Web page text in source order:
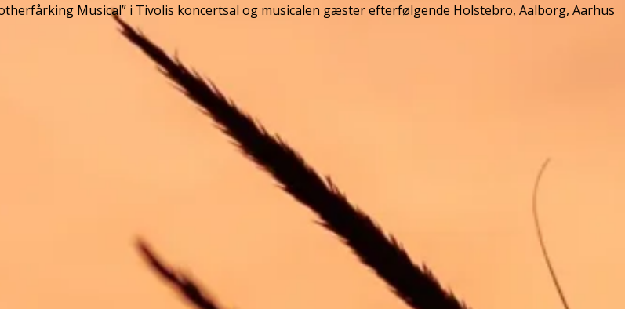
Musical” i Tivolis koncertsal og musicalen gæster efterfølgende Holstebro, Aalborg, Aarhus